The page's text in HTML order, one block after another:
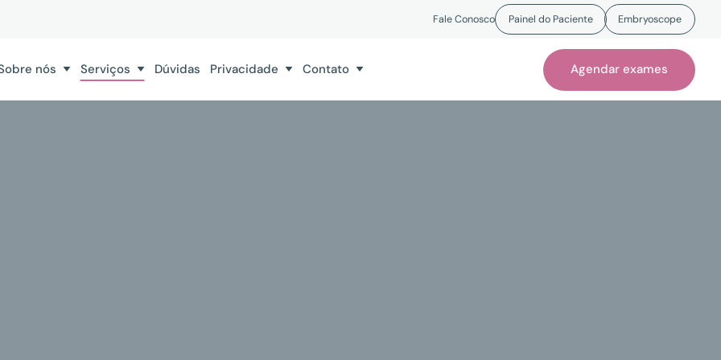
Fale Conosco Painel do Paciente Embryoscope
Agendar exames
nós Serviços Dúvidas Privacidade Contato